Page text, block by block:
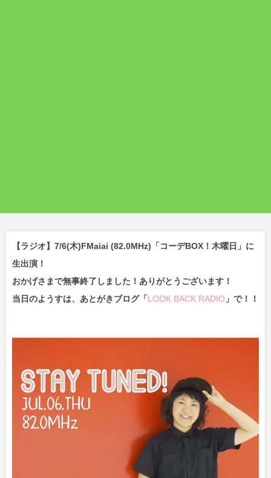
【ラジオ】7/6(木)FMaiai (82.0MHz)「コーデBOX！木曜日」に
生出演！
おかげさまで無事終了しました！ありがとうございます！
当日のようすは、あとがきブログ「LOOK BACK RADIO 」で！！